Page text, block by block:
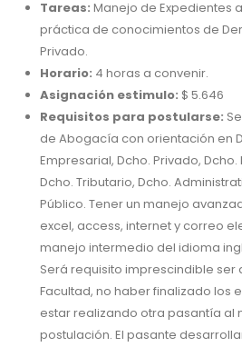
Tareas: Manejo de Expedientes
práctica de conocimientos de
Privado.
Horario: 4 horas a convenir.
Asignación estimulo: $ 5.646
Requisitos para postularse:
de Abogacía con orientación en
Empresarial, Dcho. Privado, Dcho.
Dcho. Tributario, Dcho.
Público. Tener un manejo
excel, access, internet y correo
manejo intermedio del idioma
Será requisito imprescindible ser
Facultad, no haber finalizado los
estar realizando otra pasantía al
postulación. El pasante